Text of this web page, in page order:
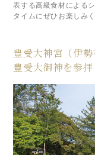
表する高級食材による
タイムにぜひお楽しみ
豊受大神宮（伊
豊受大御神を参拝